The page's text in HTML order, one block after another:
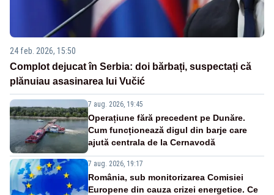
24 feb. 2026, 15:50
Complot dejucat în Serbia: doi bărbați, suspectați că
plănuiau asasinarea lui Vučić
7 aug. 2026, 19:45
Operațiune fără precedent pe Dunăre.
Cum funcționează digul din barje care
ajută centrala de la Cernavodă
7 aug. 2026, 19:17
România, sub monitorizarea Comisiei
Europene din cauza crizei energetice. Ce